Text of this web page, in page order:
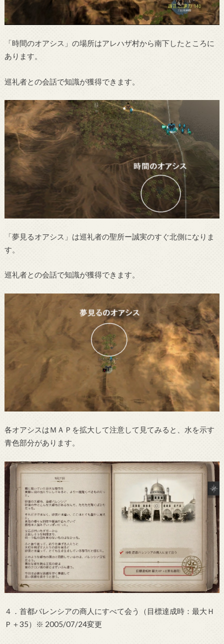
「時間のオアシス」の場所はアレハザ村から南下したところに
あります。
巡礼者との会話で知識が獲得できます。
「夢見るオアシス」は巡礼者の聖所ー誠実のすぐ北側になりま
す。
巡礼者との会話で知識が獲得できます。
各オアシスはＭＡＰを拡大して注意して見てみると、水を示す
青色部分があります。
４．首都バレンシアの商人にすべて会う（目標達成時：最大Ｈ
Ｐ＋35）※ 2005/07/24変更